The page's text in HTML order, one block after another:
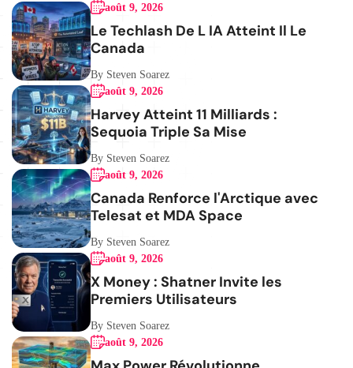
août 9, 2026
Le Techlash De L IA Atteint Il Le
Canada
By Steven Soarez
août 9, 2026
Harvey Atteint 11 Milliards :
Sequoia Triple Sa Mise
By Steven Soarez
août 9, 2026
Canada Renforce l'Arctique avec
Telesat et MDA Space
By Steven Soarez
août 9, 2026
X Money : Shatner Invite les
Premiers Utilisateurs
By Steven Soarez
août 9, 2026